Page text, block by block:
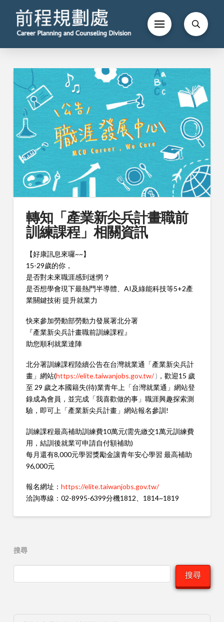
轉知「產業新尖兵計畫職前
訓練課程」相關資訊
【好康訊息來囉~~】
15-29歲的你，
是否對未來職涯感到迷惘？
是否想學會現下最熱門半導體、AI及綠能科技等5+2產
業關鍵技術 提升就業力
快來參加勞動部勞動力發展署北分署
『產業新尖兵計畫職前訓練課程』
助您順利就業達陣
北分署訓練課程陸續公告在台灣就業通「產業新尖兵計
畫」網站(https://elite.taiwanjobs.gov.tw/) ，歡迎15 歲
至 29 歲之本國籍失(待)業青年上「台灣就業通」網站登
錄成為會員，並完成「我喜歡做的事」職涯興趣探索測
驗，即可上「產業新尖兵計畫」網站報名參訓!
訓練課程最高補助訓練費10萬元(需先繳交1萬元訓練費
用，結訓後就業可申請自付額補助)
每月還有8,000元學習獎勵金讓青年安心學習 最高補助
96,000元
報名網址： https://elite.taiwanjobs.gov.tw/
洽詢專線：02-8995-6399分機1812、1814~1819
搜尋
搜尋